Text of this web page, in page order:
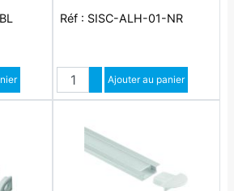
Réf : SISC-ALH-01-NR
QuantitéAugmenter quantité
Diminuer quantité
Ajouter au panier